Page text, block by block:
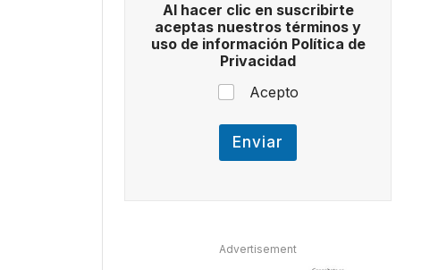
r
m
a
c
i
n
*
Al hacer clic en suscribirte
aceptas nuestros términos y
uso de información Política de
Privacidad
Acepto
Enviar
Advertisement